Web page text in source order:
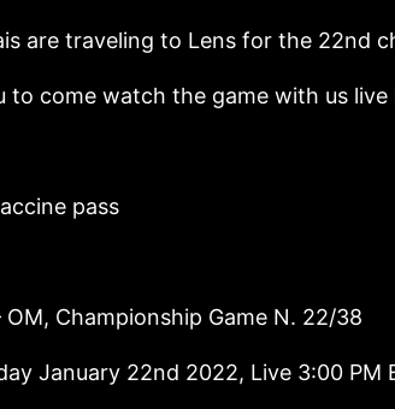
are traveling to Lens for the 22nd
to come watch the game with us
pass
OM, Championship Game N. 22/38
January 22nd 2022, Live 3:00 PM